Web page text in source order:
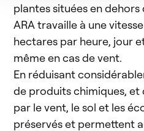
plantes situées en dehors
ARA travaille à une
hectares par heure, jour
même en cas de vent.
En réduisant
de produits chimiques, et
par le vent, le sol et les
préservés et permettent